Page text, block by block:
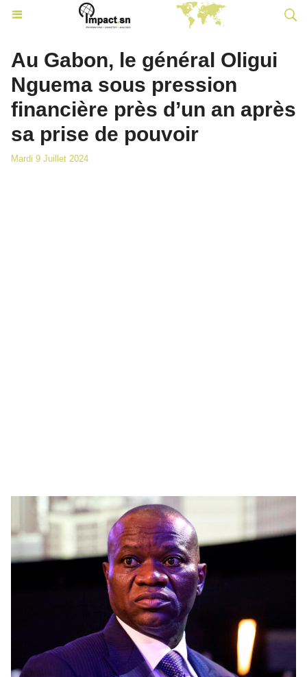
Au Gabon, le général Oligui
Nguema sous pression
financière près d’un an après
sa prise de pouvoir
Mardi 9 Juillet 2024